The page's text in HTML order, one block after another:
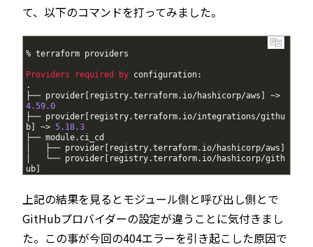
て、以下のコマンドを打ってみました。
% terraform providers
Providers required by configuration:
.
├── provider registry.terraform. io/hashicorp/aws ~>
4.59.0
├── provider registry.terraform. io/integrations/githu
b
~> 5.18.3
├── module. ci cd
├── provider registry.terraform. io/hashicorp/aws
└── provider registry.terraform. io/hashicorp/gith
ub
上記の結果を見るとモジュール側と呼び出し側とで
GitHubプロバイダーの設定が違うことに気付きまし
た。この事が今回の404エラーを引き起こした原因で